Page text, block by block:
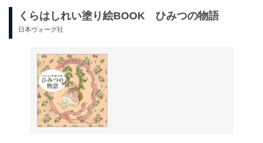
くらはしれい塗り絵BOOK ひみつの物語
日本ヴォーグ社